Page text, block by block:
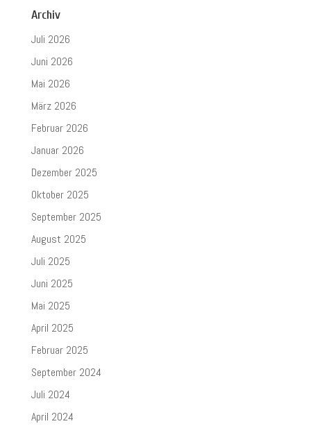
Archiv
Juli 2026
Juni 2026
Mai 2026
März 2026
Februar 2026
Januar 2026
Dezember 2025
Oktober 2025
September 2025
August 2025
Juli 2025
Juni 2025
Mai 2025
April 2025
Februar 2025
September 2024
Juli 2024
April 2024